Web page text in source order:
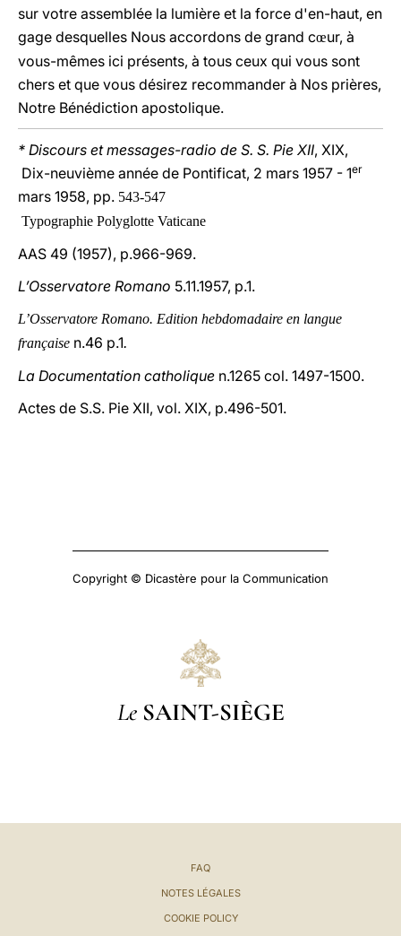
sur votre assemblée la lumière et la force d'en-haut, en
gage desquelles Nous accordons de grand cœur, à
vous-mêmes ici présents, à tous ceux qui vous sont
chers et que vous désirez recommander à Nos prières,
Notre Bénédiction apostolique.
* Discours et messages-radio de S. S. Pie XII, XIX,
Dix-neuvième année de Pontificat, 2 mars 1957 - 1er
mars 1958, pp. 543-547
Typographie Polyglotte Vaticane
AAS 49 (1957), p.966-969.
L’Osservatore Romano 5.11.1957, p.1.
L’Osservatore Romano. Edition hebdomadaire en langue
française n.46 p.1.
La Documentation catholique n.1265 col. 1497-1500.
Actes de S.S. Pie XII, vol. XIX, p.496-501.
Copyright © Dicastère pour la Communication
Le SAINT-SIÈGE
FAQ
NOTES LÉGALES
COOKIE POLICY